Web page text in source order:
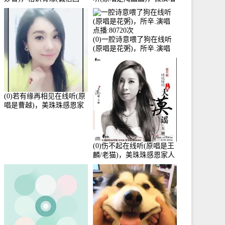
访)演唱点播:161288次
点播:159722次
(0)若有缘再相见在线听(原
唱是曹越)，美珠珠感恩家
(0)一腔诗意喂了狗在线听
(原唱是花粥)，所辛.演唱
点播:80720次
(0)伤不起在线听(原唱是王
麟/老猫)，美珠珠感恩家人
演唱点播:80218次